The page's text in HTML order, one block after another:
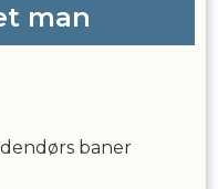
man
baner